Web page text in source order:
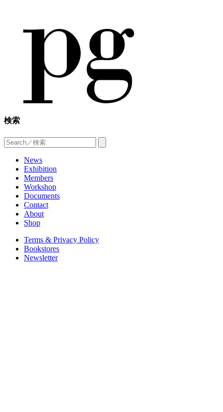
検索
News
Exhibition
Members
Workshop
Documents
Contact
About
Shop
Terms & Privacy Policy
Bookstores
Newsletter